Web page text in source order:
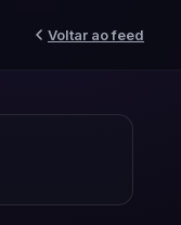
Voltar ao feed